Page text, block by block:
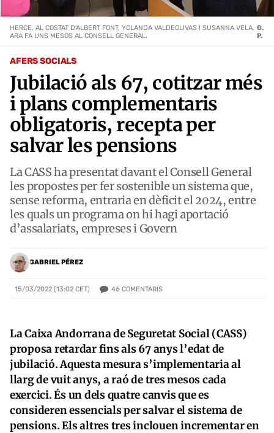
AFERS SOCIALS
Jubilació als 67, cotitzar més
i plans complementaris
obligatoris, recepta per
salvar les pensions
La CASS ha presentat davant el Consell General
les propostes per fer sostenible un sistema que,
sense reforma, entraria en dèficit el 2024, entre
les quals un programa on hi hagi aportació
d’assalariats, empreses i Govern
GABRIEL PÉREZ
15/03/2022 (13:02 CET) 46 COMENTARIS
HERCE, AL COSTAT D'ALBERT FONT, YOLANDA VALDEOLIVAS I SUSANNA VELA,
ARA FA UNS MESOS AL CONSELL GENERAL.
G.
P.
La Caixa Andorrana de Seguretat Social (CASS)
proposa retardar fins als 67 anys l’edat de
jubilació. Aquesta mesura s’implementaria al
llarg de vuit anys, a raó de tres mesos cada
exercici. És un dels quatre canvis que es
consideren essencials per salvar el sistema de
pensions. Els altres tres inclouen incrementar en